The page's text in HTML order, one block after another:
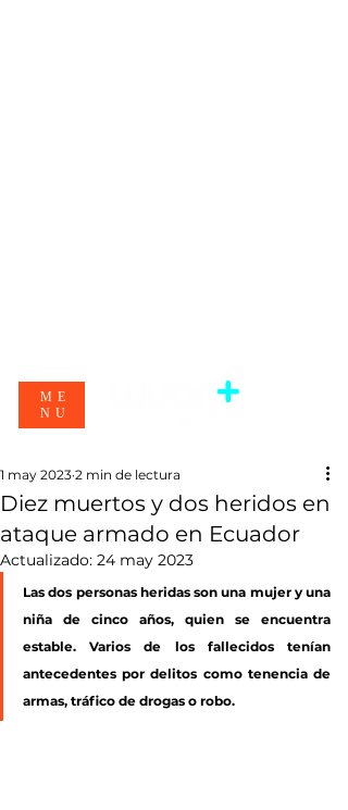
ME
NU
Diez muertos y dos heridos en
ataque armado en Ecuador
1 may 2023 2 min de lectura
Actualizado: 24 may 2023
Las dos personas heridas son una mujer y una
niña de cinco años, quien se encuentra
estable. Varios de los fallecidos tenían
antecedentes por delitos como tenencia de
armas, tráfico de drogas o robo.